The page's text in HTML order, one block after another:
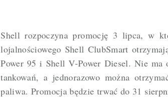
Shell rozpoczyna promocję 3 lipca, w
lojalnościowego Shell ClubSmart
Power 95 i Shell V-Power Diesel. Nie
tankowań, a jednorazowo można
paliwa. Promocja będzie trwać do 31